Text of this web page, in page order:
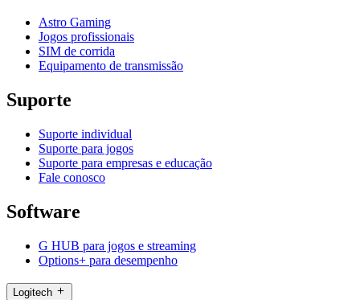
Astro Gaming
Jogos profissionais
SIM de corrida
Equipamento de transmissão
Suporte
Suporte individual
Suporte para jogos
Suporte para empresas e educação
Fale conosco
Software
G HUB para jogos e streaming
Options+ para desempenho
Logitech